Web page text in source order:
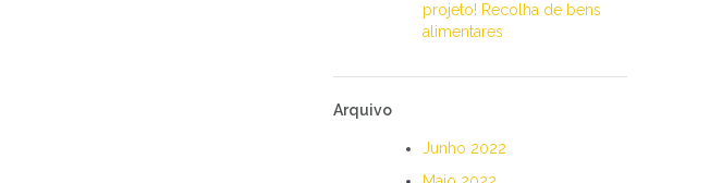
projeto! Recolha de bens
alimentares
Arquivo
Junho 2022